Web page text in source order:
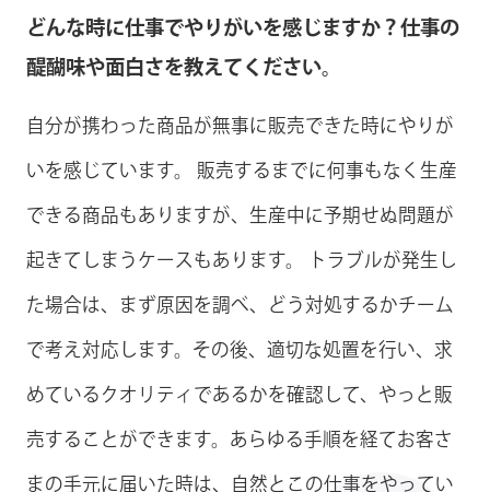
どんな時に仕事でやりがいを感じますか？仕事の
醍醐味や面白さを教えてください。
自分が携わった商品が無事に販売できた時にやりが
いを感じています。 販売するまでに何事もなく生産
できる商品もありますが、生産中に予期せぬ問題が
起きてしまうケースもあります。 トラブルが発生し
た場合は、まず原因を調べ、どう対処するかチーム
で考え対応します。その後、適切な処置を行い、求
めているクオリティであるかを確認して、やっと販
売することができます。あらゆる手順を経てお客さ
まの手元に届いた時は、自然とこの仕事をやってい